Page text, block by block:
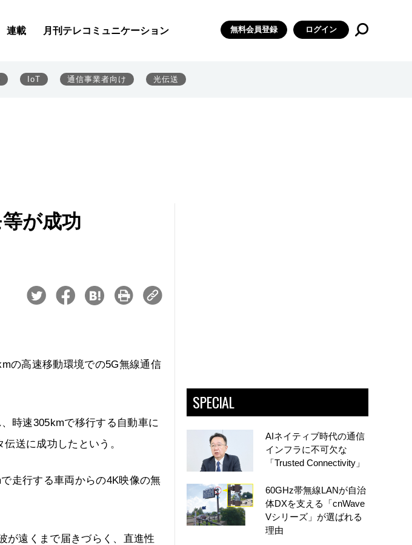
連載 月刊テレコミュニケーション 無料会員登録 ログイン
IoT 通信事業者向け 光伝送
が成功
の高速移動環境での5G無線通信
時速305kmで移行する自動車に
送に成功したという。
走行する車両からの4K映像の無
が遠くまで届きづらく、直進性
SPECIAL
AIネイティブ時代の通信
インフラに不可欠な
「Trusted Connectivity」
60GHz帯無線LANが自治
体DXを支える「cnWave
Vシリーズ」が選ばれる
理由